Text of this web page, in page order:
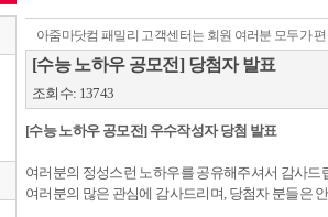
아줌마닷컴 패밀리 고객센터는 회원 여러분 모두가
[수능 노하우 공모전] 당첨자 발표
조회수: 13743
[수능 노하우 공모전] 우수작성자 당첨 발표
여러분의 정성스런 노하우를 공유해주셔서 감사드
여러분의 많은 관심에 감사드리며, 당첨자 분들은